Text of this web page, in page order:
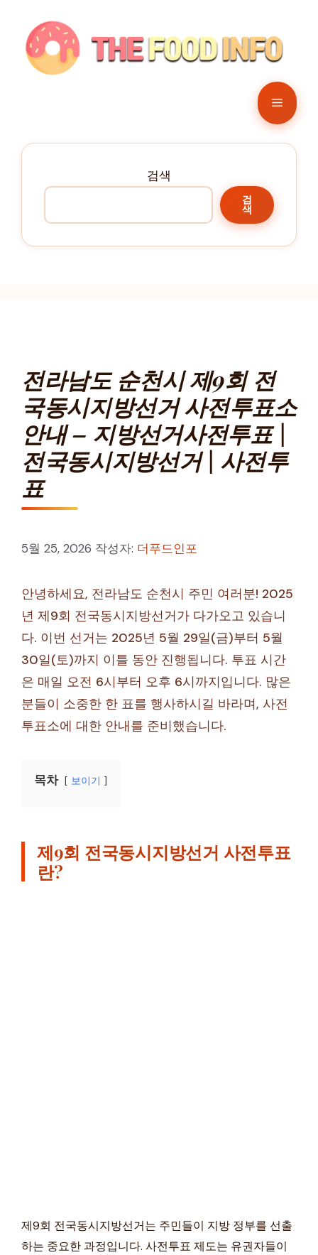
메
뉴
검색
검
색
전라남도 순천시 제9회 전
국동시지방선거 사전투표소
안내 – 지방선거사전투표 |
전국동시지방선거 | 사전투
표
5월 25, 2026 작성자: 더푸드인포
안녕하세요, 전라남도 순천시 주민 여러분! 2025
년 제9회 전국동시지방선거가 다가오고 있습니
다. 이번 선거는 2025년 5월 29일(금)부터 5월
30일(토)까지 이틀 동안 진행됩니다. 투표 시간
은 매일 오전 6시부터 오후 6시까지입니다. 많은
분들이 소중한 한 표를 행사하시길 바라며, 사전
투표소에 대한 안내를 준비했습니다.
목차 보이기
제9회 전국동시지방선거 사전투표
란?
제9회 전국동시지방선거는 주민들이 지방 정부를 선출
하는 중요한 과정입니다. 사전투표 제도는 유권자들이